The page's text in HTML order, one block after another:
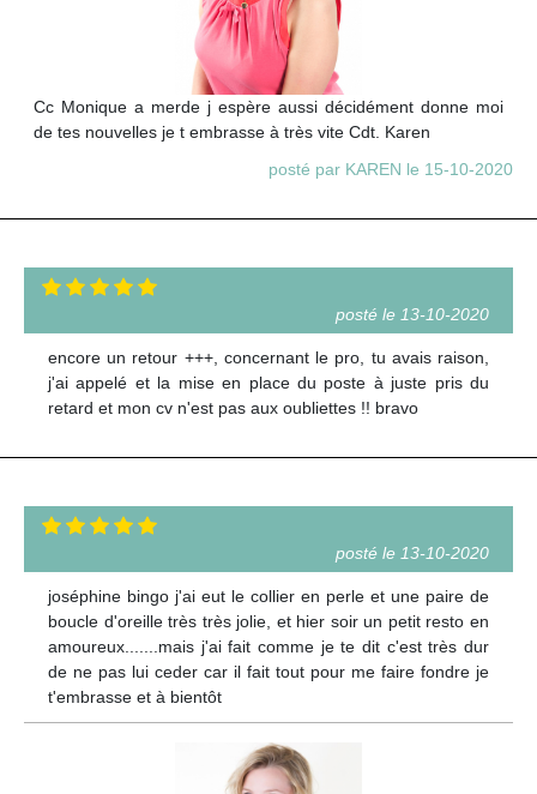
Cc Monique a merde j espère aussi décidément donne moi
de tes nouvelles je t embrasse à très vite Cdt. Karen
posté par KAREN le 15-10-2020
posté le 13-10-2020
encore un retour +++, concernant le pro, tu avais raison,
j'ai appelé et la mise en place du poste à juste pris du
retard et mon cv n'est pas aux oubliettes !! bravo
posté le 13-10-2020
joséphine bingo j'ai eut le collier en perle et une paire de
boucle d'oreille très très jolie, et hier soir un petit resto en
amoureux.......mais j'ai fait comme je te dit c'est très dur
de ne pas lui ceder car il fait tout pour me faire fondre je
t'embrasse et à bientôt